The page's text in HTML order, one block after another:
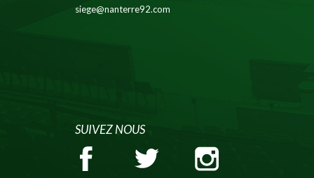
siege@nanterre92.com
SUIVEZ NOUS